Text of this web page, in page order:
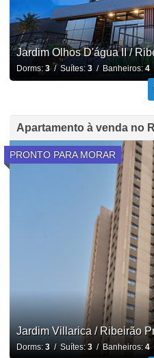
Jardim Olhos D'água II /
Dorms: 3/ Suítes: 3/ Banheiros: 4/
Apartamento à venda no
PRONTO PARA MORAR
Jardim Villarica / Ribeirão
Dorms: 3/ Suítes: 3/ Banheiros: 4/